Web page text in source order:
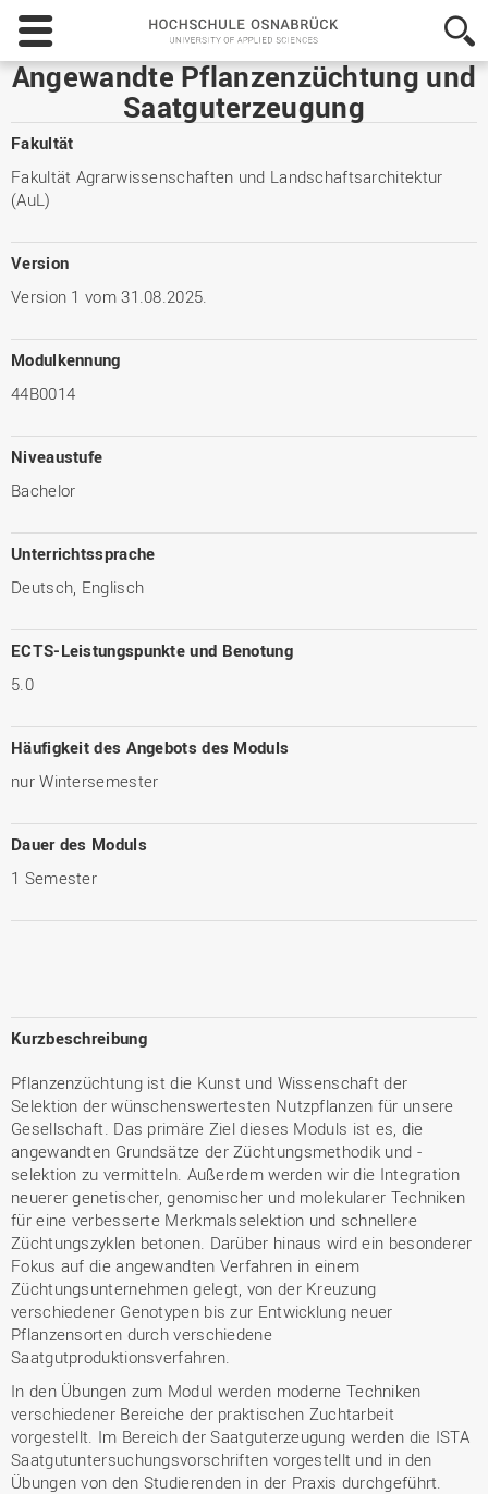
Hochschule
Osnabrück
-
University
Applied
Angewandte Pflanzenzüchtung und
Saatguterzeugung
Fakultät
Fakultät Agrarwissenschaften und Landschaftsarchitektur
(AuL)
Version
Version 1 vom 31.08.2025.
Modulkennung
44B0014
Niveaustufe
Bachelor
Unterrichtssprache
Deutsch, Englisch
ECTS-Leistungspunkte und Benotung
5.0
Häufigkeit des Angebots des Moduls
nur Wintersemester
Dauer des Moduls
1 Semester
Kurzbeschreibung
Pflanzenzüchtung ist die Kunst und Wissenschaft der
Selektion der wünschenswertesten Nutzpflanzen für unsere
Gesellschaft. Das primäre Ziel dieses Moduls ist es, die
angewandten Grundsätze der Züchtungsmethodik und -
selektion zu vermitteln. Außerdem werden wir die Integration
neuerer genetischer, genomischer und molekularer Techniken
für eine verbesserte Merkmalsselektion und schnellere
Züchtungszyklen betonen. Darüber hinaus wird ein besonderer
Fokus auf die angewandten Verfahren in einem
Züchtungsunternehmen gelegt, von der Kreuzung
verschiedener Genotypen bis zur Entwicklung neuer
Pflanzensorten durch verschiedene
Saatgutproduktionsverfahren.
In den Übungen zum Modul werden moderne Techniken
verschiedener Bereiche der praktischen Zuchtarbeit
vorgestellt. Im Bereich der Saatguterzeugung werden die ISTA
Saatgutuntersuchungsvorschriften vorgestellt und in den
Übungen von den Studierenden in der Praxis durchgeführt.